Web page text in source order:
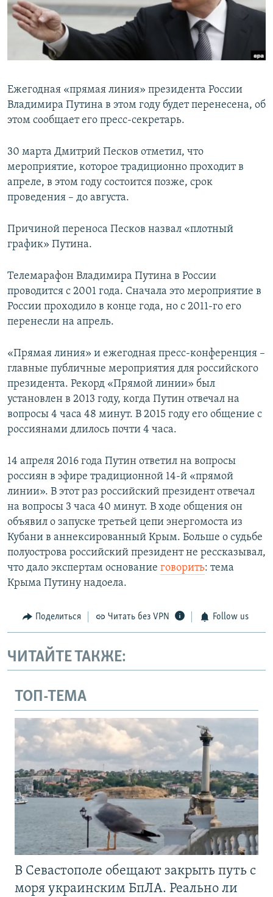
ПОБЕДИТЕЛЕЙ НЕ СУДЯТ?
КРЫМ.НЕПОКОРЕННЫЙ
ELIFBE
ПРИСОЕДИНЯЙТЕСЬ!
Все сайты RFE/RL
Ежегодная «прямая линия» президента России
Владимира Путина в этом году будет перенесена, об
этом сообщает его пресс-секретарь.
30 марта Дмитрий Песков отметил, что
мероприятие, которое традиционно проходит в
апреле, в этом году состоится позже, срок
проведения – до августа.
Причиной переноса Песков назвал «плотный
график» Путина.
Телемарафон Владимира Путина в России
проводится с 2001 года. Сначала это мероприятие в
России проходило в конце года, но с 2011-го его
перенесли на апрель.
«Прямая линия» и ежегодная пресс-конференция –
главные публичные мероприятия для российского
президента. Рекорд «Прямой линии» был
установлен в 2013 году, когда Путин отвечал на
вопросы 4 часа 48 минут. В 2015 году его общение с
россиянами длилось почти 4 часа.
14 апреля 2016 года Путин ответил на вопросы
россиян в эфире традиционной 14-й «прямой
линии». В этот раз российский президент отвечал
на вопросы 3 часа 40 минут. В ходе общения он
объявил о запуске третьей цепи энергомоста из
Кубани в аннексированный Крым. Больше о судьбе
полуострова российский президент не рессказывал,
что дало экспертам основание говорить: тема
Крыма Путину надоела.
Поделиться Читать без VPN Follow us
ЧИТАЙТЕ ТАКЖЕ:
ТОП-ТЕМА
В Севастополе обещают закрыть путь с
моря украинским БпЛА. Реально ли